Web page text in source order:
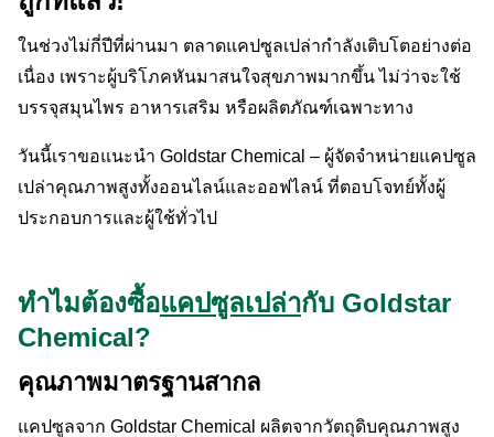
ในช่วงไม่กี่ปีที่ผ่านมา ตลาดแคปซูลเปล่ากำลังเติบโตอย่างต่อ
เนื่อง เพราะผู้บริโภคหันมาสนใจสุขภาพมากขึ้น ไม่ว่าจะใช้
บรรจุสมุนไพร อาหารเสริม หรือผลิตภัณฑ์เฉพาะทาง
วันนี้เราขอแนะนำ Goldstar Chemical – ผู้จัดจำหน่ายแคปซูล
เปล่าคุณภาพสูงทั้งออนไลน์และออฟไลน์ ที่ตอบโจทย์ทั้งผู้
ประกอบการและผู้ใช้ทั่วไป
ทำไมต้องซื้อแคปซูลเปล่ากับ Goldstar
Chemical?
คุณภาพมาตรฐานสากล
แคปซูลจาก Goldstar Chemical ผลิตจากวัตถุดิบคุณภาพสูง